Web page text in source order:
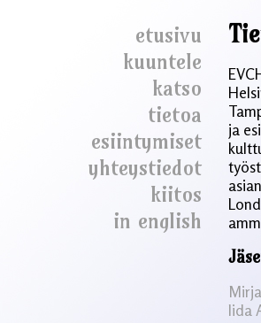
etusivu
kuuntele
katso
tietoa
esiintymiset
yhteystiedot
kiitos
in english
ja
Iida